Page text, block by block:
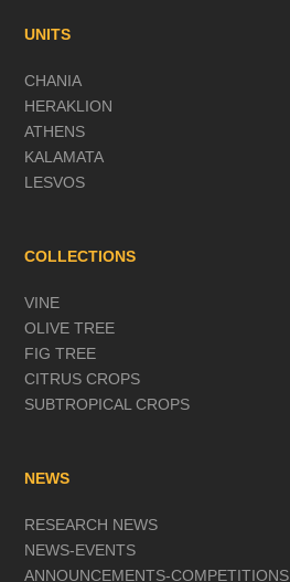
UNITS
CHANIA
HERAKLION
ATHENS
KALAMATA
LESVOS
COLLECTIONS
VINE
OLIVE TREE
FIG TREE
CITRUS CROPS
SUBTROPICAL CROPS
NEWS
RESEARCH NEWS
NEWS-EVENTS
ANNOUNCEMENTS-COMPETITIONS